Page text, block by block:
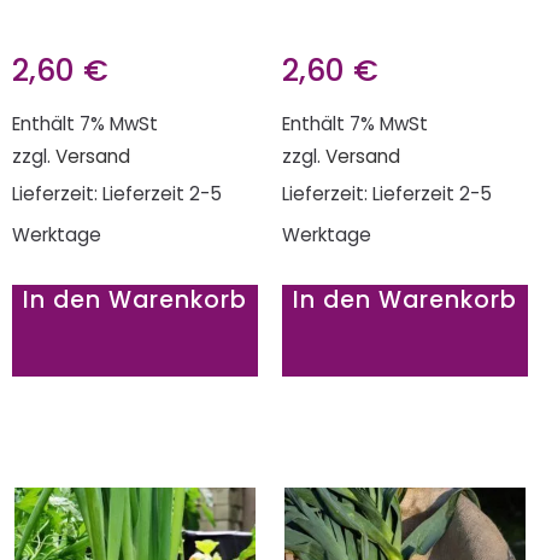
2,60 €
Enthält 7% MwSt
zzgl. Versand
Lieferzeit: Lieferzeit 2-5
Werktage
In den Warenkorb
2,60 €
Enthält 7% MwSt
zzgl. Versand
Lieferzeit: Lieferzeit 2-5
Werktage
In den Warenkorb